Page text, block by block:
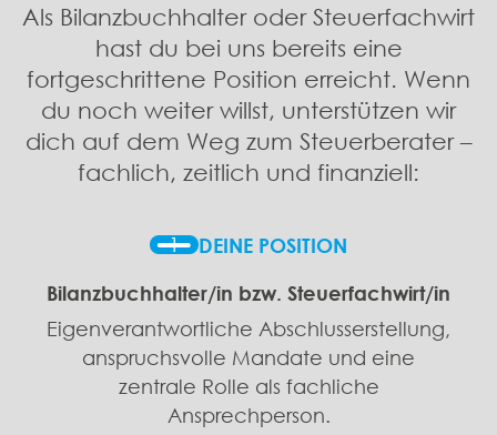
Als Bilanzbuchhalter oder Steuerfachwirt
hast du bei uns bereits eine
fortgeschrittene Position erreicht. Wenn
du noch weiter willst, unterstützen wir
dich auf dem Weg zum Steuerberater –
fachlich, zeitlich und finanziell:
1
DEINE POSITION
Bilanzbuchhalter/in bzw. Steuerfachwirt/in
Eigenverantwortliche Abschlusserstellung,
anspruchsvolle Mandate und eine
zentrale Rolle als fachliche
Ansprechperson.